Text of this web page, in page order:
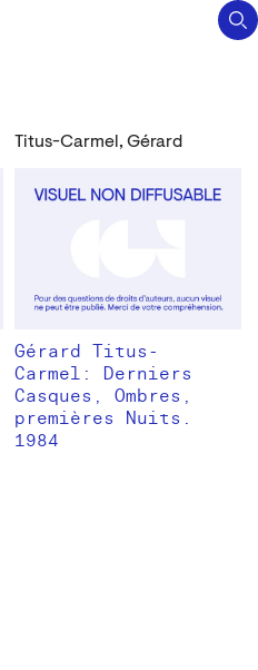
Titus-Carmel, Gérard
Gérard Titus-
Carmel: Derniers
Casques, Ombres,
premières Nuits.
1984